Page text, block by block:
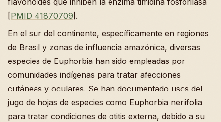
flavonoides que inhiben la enzima timidina fosforilasa
[PMID 41870709].
En el sur del continente, específicamente en regiones
de Brasil y zonas de influencia amazónica, diversas
especies de Euphorbia han sido empleadas por
comunidades indígenas para tratar afecciones
cutáneas y oculares. Se han documentado usos del
jugo de hojas de especies como Euphorbia neriifolia
para tratar condiciones de otitis externa, debido a su